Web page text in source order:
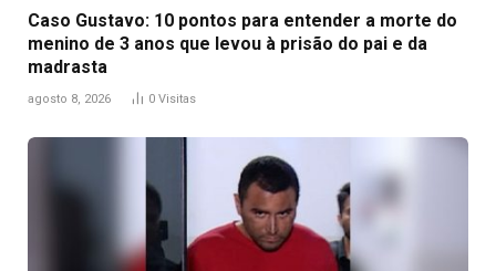
Caso Gustavo: 10 pontos para entender a morte do
menino de 3 anos que levou à prisão do pai e da
madrasta
agosto 8, 2026 0 Visitas